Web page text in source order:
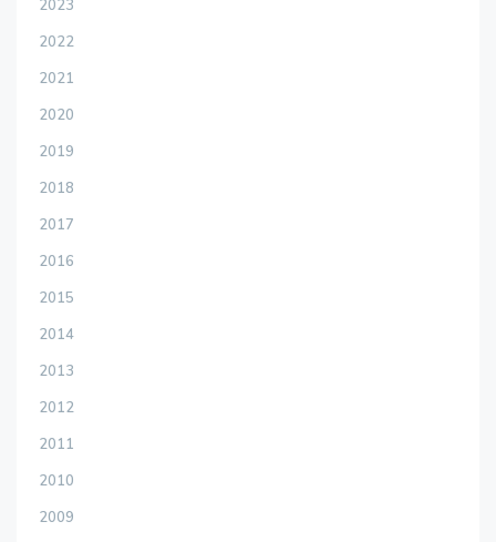
2023
2022
2021
2020
2019
2018
2017
2016
2015
2014
2013
2012
2011
2010
2009